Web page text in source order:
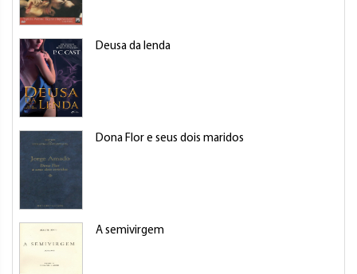
Deusa da lenda
Dona Flor e seus dois maridos
A semivirgem